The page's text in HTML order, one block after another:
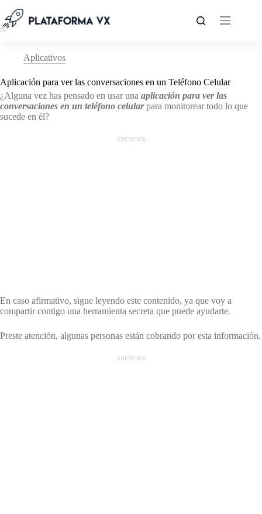
para
o
Aplicativos
Aplicación para ver las conversaciones en un Teléfono Celular
¿Alguna vez has pensado en usar una aplicación para ver las
conversaciones en un teléfono celularpara monitorear todo lo que
sucede en él?
ANÚNCIOS
En caso afirmativo, sigue leyendo este contenido, ya que voy a
compartir contigo una herramienta secreta que puede ayudarte.
Preste atención, algunas personas están cobrando por esta información.
ANÚNCIOS